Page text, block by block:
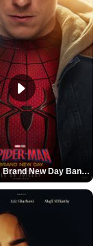
Spider-Man: Brand New Day Bande-annonce VO STFR